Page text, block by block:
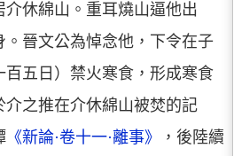
休綿山。重耳燒山逼他出
。晉文公為悼念他，下令在子
五日）禁火寒食，形成寒食
介之推在介休綿山被焚的記
《新論·卷十一·離事》
，後陸續